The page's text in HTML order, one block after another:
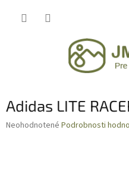
Adidas LITE
Priemerné
Neohodnotené Podrobnosti